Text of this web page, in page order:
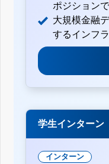
ポジションで
大規模金融
するインフ
学生インターン
インターン